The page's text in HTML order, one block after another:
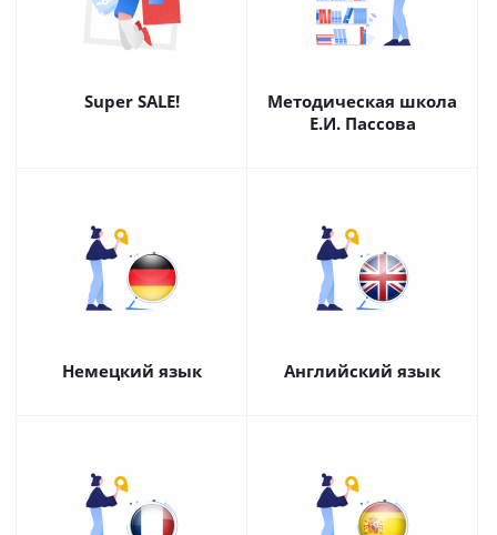
Super SALE!
Методическая школа
Е.И. Пассова
Немецкий язык Английский язык